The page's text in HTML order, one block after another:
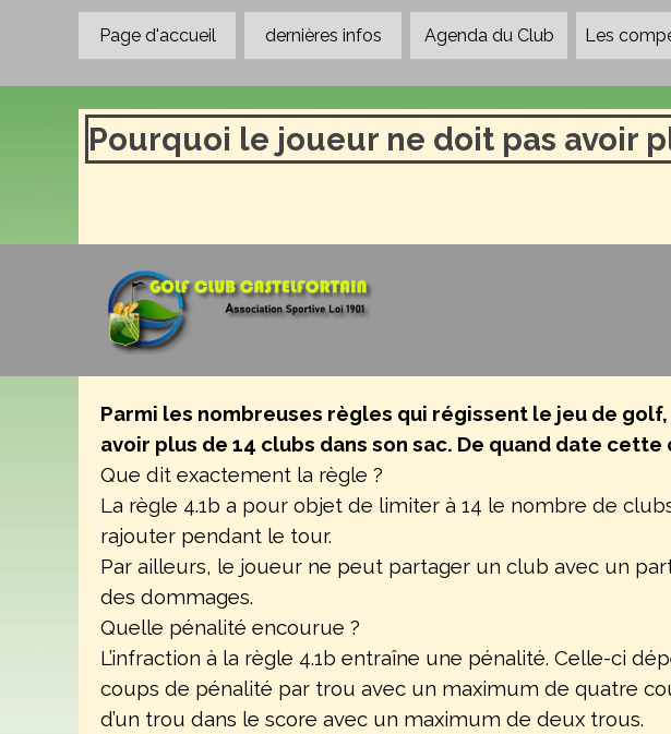
Aller au contenu
Page d'accueil dernières infos Agenda du Club Les
Pourquoi le joueur ne doit pas avoir
Parmi les nombreuses règles qui régissent le jeu de
avoir plus de 14 clubs dans son sac. De quand date
Que dit exactement la règle ?
La règle 4.1b a pour objet de limiter à 14 le nombre de
rajouter pendant le tour.
Par ailleurs, le joueur ne peut partager un club avec un
des dommages.
Quelle pénalité encourue ?
L’infraction à la règle 4.1b entraîne une pénalité. Celle-ci
coups de pénalité par trou avec un maximum de quatre
d’un trou dans le score avec un maximum de deux trous.